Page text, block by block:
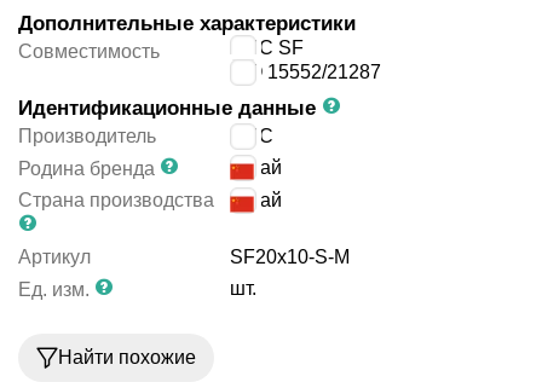
Дополнительные характеристики
Совместимость
EMC SF
ISO 15552/21287
Идентификационные данные
Производитель
EMC
Родина бренда
Китай
Страна производства
Китай
Артикул
SF20x10-S-M
Ед. изм.
шт.
Найти похожие